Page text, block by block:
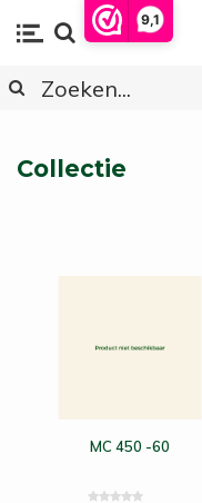
9,1
Collectie
MC 450 -60